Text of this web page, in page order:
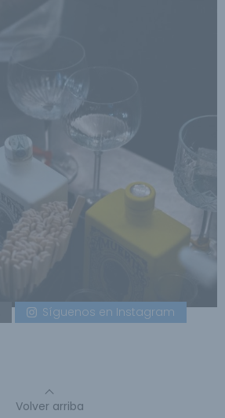
Síguenos en Instagram
Volver arriba